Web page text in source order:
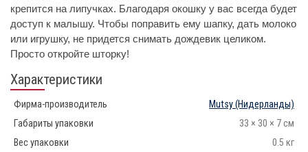
крепится на липучках. Благодаря окошку у вас всегда будет
доступ к малышу. Чтобы поправить ему шапку, дать молоко
или игрушку, не придется снимать дождевик целиком.
Просто откройте шторку!
Характеристики
Фирма-производитель Mutsy(Нидерланды)
Габариты упаковки
33 × 30 × 7 см
Вес упаковки
0.5 кг